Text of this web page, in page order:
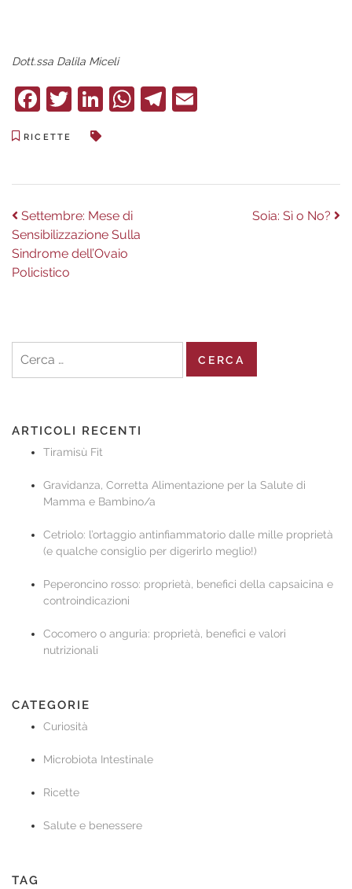
Dott.ssa Dalila Miceli
Facebook
Twitter
LinkedIn
WhatsApp
Telegram
RICETTE
Navigazione
articoli
Previous
post:
Settembre: Mese di
Sensibilizzazione Sulla
Sindrome dell’Ovaio
Policistico
Next
Soia: Sì o No?
per:
ARTICOLI RECENTI
Tiramisù Fit
Gravidanza, Corretta Alimentazione per la Salute di
Mamma e Bambino/a
Cetriolo: l’ortaggio antinfiammatorio dalle mille proprietà
(e qualche consiglio per digerirlo meglio!)
Peperoncino rosso: proprietà, benefici della capsaicina e
controindicazioni
Cocomero o anguria: proprietà, benefici e valori
nutrizionali
CATEGORIE
Curiosità
Microbiota Intestinale
Ricette
Salute e benessere
TAG